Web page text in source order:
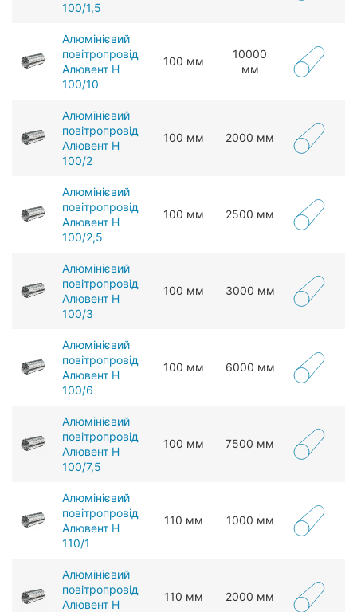
100/1,5
Алюмінієвий
повітропровід
Алювент Н
100/10
100 мм
10000
мм
Алюмінієвий
повітропровід
Алювент Н
100/2
100 мм 2000 мм
Алюмінієвий
повітропровід
Алювент Н
100/2,5
100 мм 2500 мм
Алюмінієвий
повітропровід
Алювент Н
100/3
100 мм 3000 мм
Алюмінієвий
повітропровід
Алювент Н
100/6
100 мм 6000 мм
Алюмінієвий
повітропровід
Алювент Н
100/7,5
100 мм 7500 мм
Алюмінієвий
повітропровід
Алювент Н
110/1
110 мм 1000 мм
Алюмінієвий
повітропровід
Алювент Н
110 мм 2000 мм